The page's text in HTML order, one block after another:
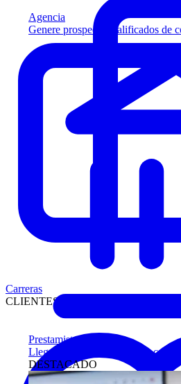
Agencia
Genere prospectos calificados de
Prestamistas
Llegue antes a compradores
DESTACADO
Carreras
CLIENTES